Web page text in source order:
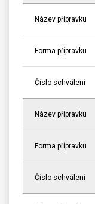
Název přípravku
Forma přípravku
Číslo schválení
Název přípravku
Forma přípravku
Číslo schválení